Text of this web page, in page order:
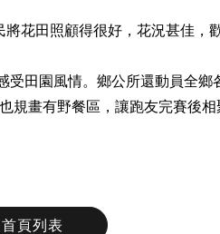
花田照顧得很好，花況甚佳，
受田園風情。鄉公所還動員全鄉
規畫有野餐區，讓跑友完賽後相
頁列表